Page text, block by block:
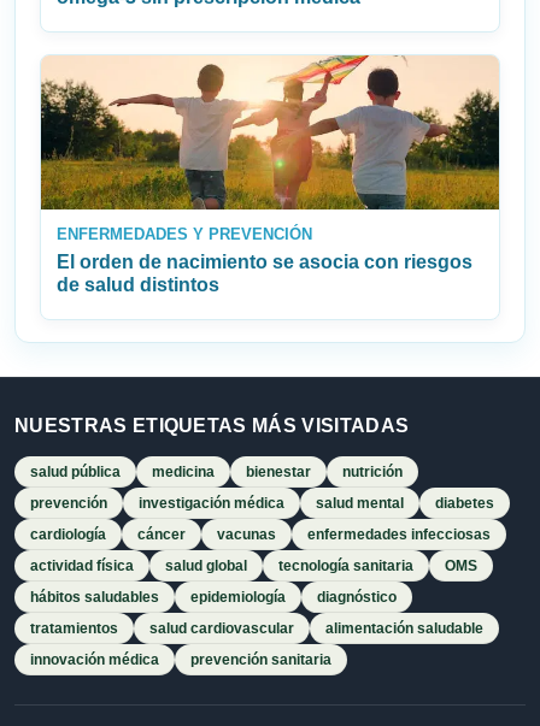
ENFERMEDADES Y PREVENCIÓN
El orden de nacimiento se asocia con riesgos
de salud distintos
NUESTRAS ETIQUETAS MÁS VISITADAS
salud pública medicina bienestar
nutrición
prevención
investigación médica salud mental
diabetes
cardiología
cáncer vacunas
enfermedades infecciosas
actividad física
salud global tecnología sanitaria
OMS
hábitos saludables
epidemiología
diagnóstico
tratamientos
salud cardiovascular
alimentación saludable
innovación médica
prevención sanitaria